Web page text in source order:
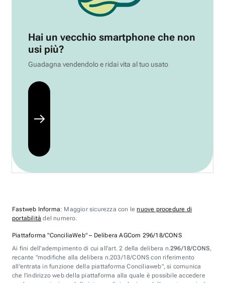
Hai un vecchio smartphone che non
usi più?
Guadagna vendendolo e ridai vita al tuo usato
Fastweb Informa: Maggior sicurezza con lenuove procedure di
portabilità del numero.
Piattaforma "ConciliaWeb" – Delibera AGCom 296/18/CONS
Ai fini dell'adempimento di cui all'art. 2 della delibera n.296/18/CONS,
recante "modifiche alla delibera n.203/18/CONS con riferimento
all'entrata in funzione della piattaforma Conciliaweb", si comunica
che l'indirizzo web della piattaforma alla quale è possibile accedere